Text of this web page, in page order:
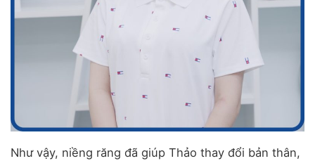
Như vậy, niềng răng đã giúp Thảo thay đổi bản thân,